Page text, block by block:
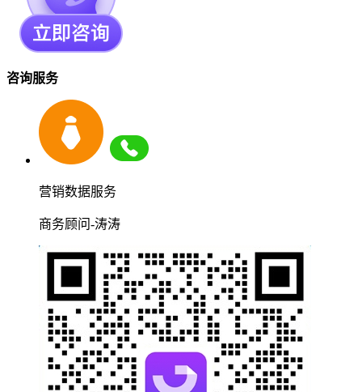
咨询服务
营销数据服务
商务顾问-涛涛